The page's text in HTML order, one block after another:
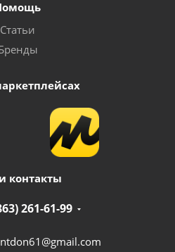
Статьи
контакты
261-61-99